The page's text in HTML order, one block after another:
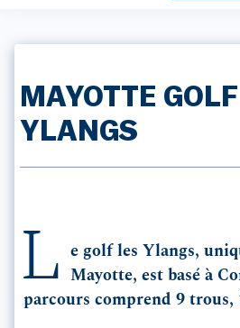
MAYOTTE
YLANGS
L
e golf les Ylangs,
Mayotte, est basé à
parcours comprend 9 trous,